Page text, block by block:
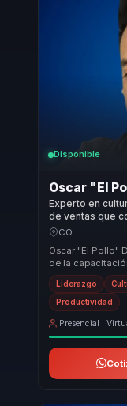
Disponible
Oscar "El
Experto en
de ventas que
en rendimiento,
CO
Oscar "El Pollo"
de la
capacidad para
neuro...
Liderazgo
Productividad
Presencial ·